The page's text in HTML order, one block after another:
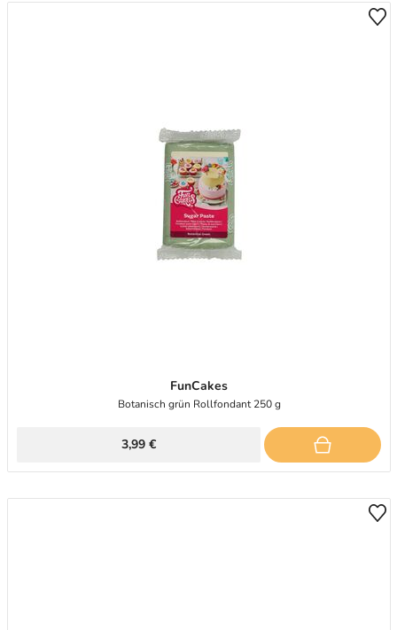
FunCakes
Botanisch grün Rollfondant 250 g
3,99 €